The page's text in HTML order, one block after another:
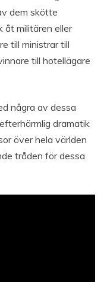
dem skötte
åt militären eller
till ministrar till
till hotellägare
några av dessa
dramatik
över hela världen
tråden för dessa